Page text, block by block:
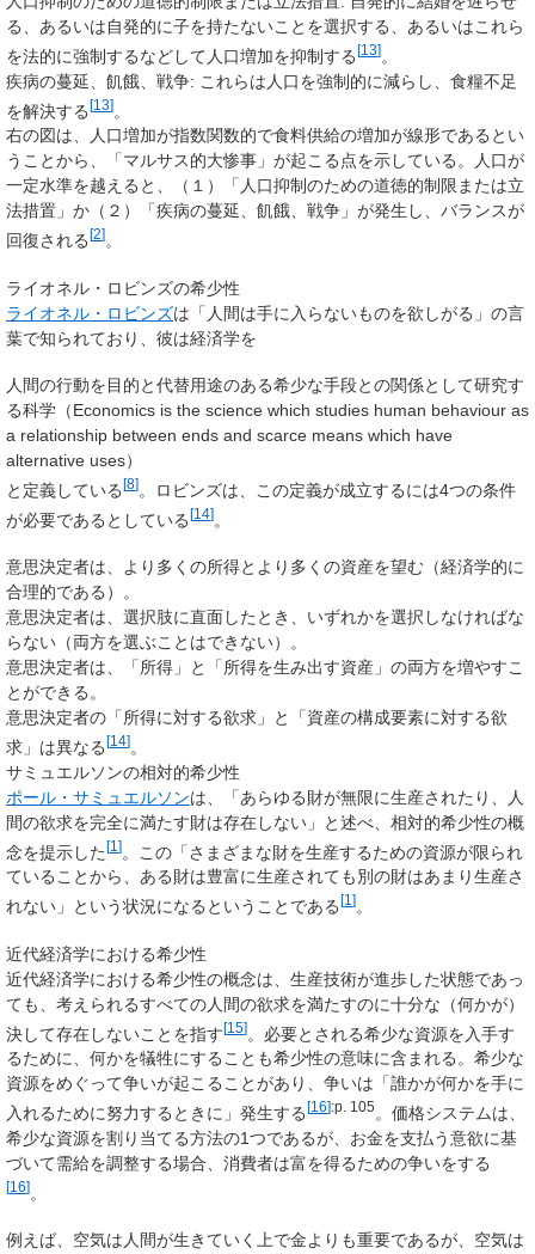
る、あるいは自発的に子を持たないことを選択する、あるいはこれら
を法的に強制するなどして人口増加を抑制する[13]。
疾病の蔓延、飢餓、戦争: これらは人口を強制的に減らし、食糧不足
を解決する[13]。
右の図は、人口増加が指数関数的で食料供給の増加が線形であるとい
うことから、「マルサス的大惨事」が起こる点を示している。人口が
一定水準を越えると、（１）「人口抑制のための道徳的制限または立
法措置」か（２）「疾病の蔓延、飢餓、戦争」が発生し、バランスが
回復される [2] 。
ライオネル・ロビンズの希少性
ライオネル・ロビンズは「人間は手に入らないものを欲しがる」の言
葉で知られており、彼は経済学を
人間の行動を目的と代替用途のある希少な手段との関係として研究す
る科学（Economics is the science which studies human behaviour as
a relationship between ends and scarce means which have
alternative uses）
と定義している [8] 。ロビンズは、この定義が成立するには4つの条件
が必要であるとしている[14]。
意思決定者は、より多くの所得とより多くの資産を望む（経済学的に
合理的である）。
意思決定者は、選択肢に直面したとき、いずれかを選択しなければな
らない（両方を選ぶことはできない）。
意思決定者は、「所得」と「所得を生み出す資産」の両方を増やすこ
とができる。
意思決定者の「所得に対する欲求」と「資産の構成要素に対する欲
求」は異なる [14] 。
サミュエルソンの相対的希少性
ポール・サミュエルソンは、「あらゆる財が無限に生産されたり、人
間の欲求を完全に満たす財は存在しない」と述べ、相対的希少性の概
念を提示した[1 ]。この「さまざまな財を生産するための資源が限られ
ていることから、ある財は豊富に生産されても別の財はあまり生産さ
れない」という状況になるということである [1 ] 。
近代経済学における希少性
近代経済学における希少性の概念は、生産技術が進歩した状態であっ
ても、考えられるすべての人間の欲求を満たすのに十分な（何かが）
決して存在しないことを指す[15]。必要とされる希少な資源を入手す
るために、何かを犠牲にすることも希少性の意味に含まれる。希少な
資源をめぐって争いが起こることがあり、争いは「誰かが何かを手に
入れるために努力するときに」発生する [16]:p. 105 。価格システムは、
希少な資源を割り当てる方法の1つであるが、お金を支払う意欲に基
づいて需給を調整する場合、消費者は富を得るための争いをする
[16]。
例えば、空気は人間が生きていく上で金よりも重要であるが、空気は